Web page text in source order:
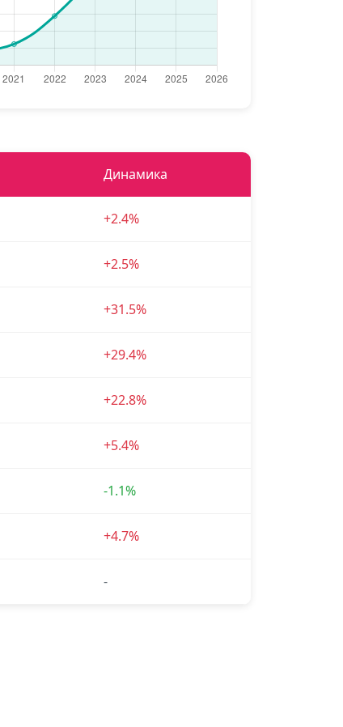
Динамика
+2.4%
+2.5%
+31.5%
+29.4%
+22.8%
+5.4%
-1.1%
+4.7%
-